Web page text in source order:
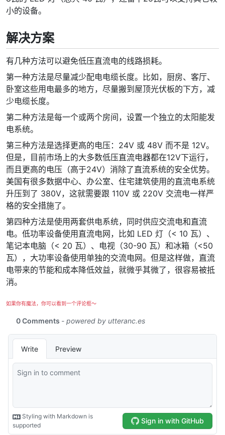
小的设备。
解决方案
有几种方法可以避免低压直流电的线路损耗。
第一种方法是尽量减少配电电缆长度。比如，厨房、客厅、
卧室这些用电最多的地方，尽量搬到屋顶光伏板的下方，减
少电缆长度。
第二种方法是每一个或两个房间，设置一个独立的太阳能发
电系统。
第三种方法是选择更高的电压：24V 或 48V 而不是 12V。
但是，目前市场上的大多数低压直流电器都在12V下运行，
而且更高的电压（高于24V）消除了直流系统的安全优势。
美国有很多数据中心、办公室、住宅建筑使用的直流电系统
升压到了 380V，这就需要跟 110V 或 220V 交流电一样严
格的安全措施了。
第四种方法是使用两套供电系统，同时供应交流电和直流
电。低功率设备使用直流电网，比如 LED 灯（< 10 瓦）、
笔记本电脑（< 20 瓦）、电视（30-90 瓦）和冰箱（<50
瓦），大功率设备使用单独的交流电网。但是这样做，直流
电带来的节能和成本降低效益，就微乎其微了，很容易被抵
消。
如果你有魔法，你可以看到一个评论框～